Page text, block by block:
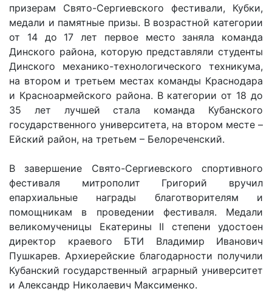
призерам Свято-Сергиевского фестивали, Кубки,
медали и памятные призы. В возрастной категории
от 14 до 17 лет первое место заняла команда
Динского района, которую представляли студенты
Динского механико-технологического техникума,
на втором и третьем местах команды Краснодара
и Красноармейского района. В категории от 18 до
35 лет лучшей стала команда Кубанского
государственного университета, на втором месте –
Ейский район, на третьем – Белореченский.
В завершение Свято-Сергиевского спортивного
фестиваля митрополит Григорий вручил
епархиальные награды благотворителям и
помощникам в проведении фестиваля. Медали
великомученицы Екатерины II степени удостоен
директор краевого БТИ Владимир Иванович
Пушкарев. Архиерейские благодарности получили
Кубанский государственный аграрный университет
и Александр Николаевич Максименко.